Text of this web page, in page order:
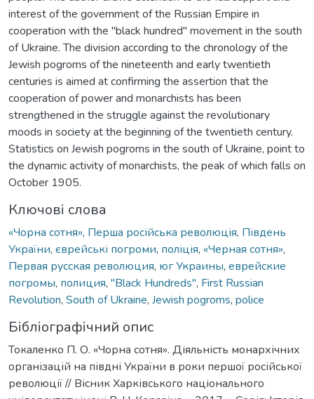
interest of the government of the Russian Empire in
cooperation with the "black hundred" movement in the south
of Ukraine. The division according to the chronology of the
Jewish pogroms of the nineteenth and early twentieth
centuries is aimed at confirming the assertion that the
cooperation of power and monarchists has been
strengthened in the struggle against the revolutionary
moods in society at the beginning of the twentieth century.
Statistics on Jewish pogroms in the south of Ukraine, point to
the dynamic activity of monarchists, the peak of which falls on
October 1905.
Ключові слова
«Чорна сотня», Перша російська революція, Південь
України, єврейські погроми, поліція, «Черная сотня»,
Первая русская революция, юг Украины, еврейские
погромы, полиция, "Black Hundreds", First Russian
Revolution, South of Ukraine, Jewish pogroms, police
Бібліографічний опис
Токаленко П. О. «Чорна сотня». Діяльність монархічних
організацій на півдні України в роки першої російської
революції // Вісник Харківського національного